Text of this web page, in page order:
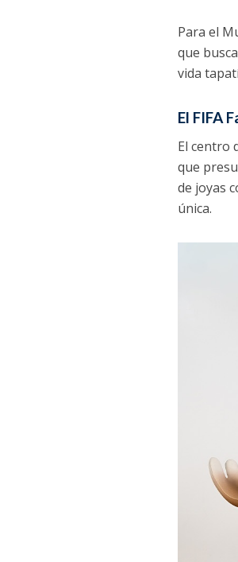
Para el
que
vida
El FIFA
El centro
que
de joyas
única.